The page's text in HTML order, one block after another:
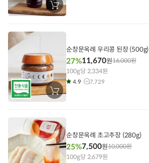
장
바
에
장
바
에
담
기
순창문옥례 우리콩 된장 (500g)
27%11,670원16,000원
100g당 2,334원
4.9 7,729
순창문옥례 초고추장 (280g)
25%7,500원10,000원
100g당 2,679원